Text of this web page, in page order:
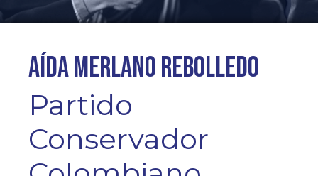
Aída Merlano Rebolledo
Partido
Conservador